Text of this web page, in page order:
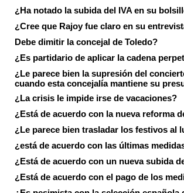
¿Ha notado la subida del IVA en su
¿Cree que Rajoy fue claro en su
Debe dimitir la concejal de Toledo?
¿Es partidario de aplicar la cadena
¿Le parece bien la supresión del
cuando esta concejalía mantiene su
¿La crisis le impide irse de vacaciones?
¿Está de acuerdo con la nueva reforma
¿Le parece bien trasladar los festivos al
¿está de acuerdo con las últimas
¿Está de acuerdo con un nueva subida
¿Está de acuerdo con el pago de los